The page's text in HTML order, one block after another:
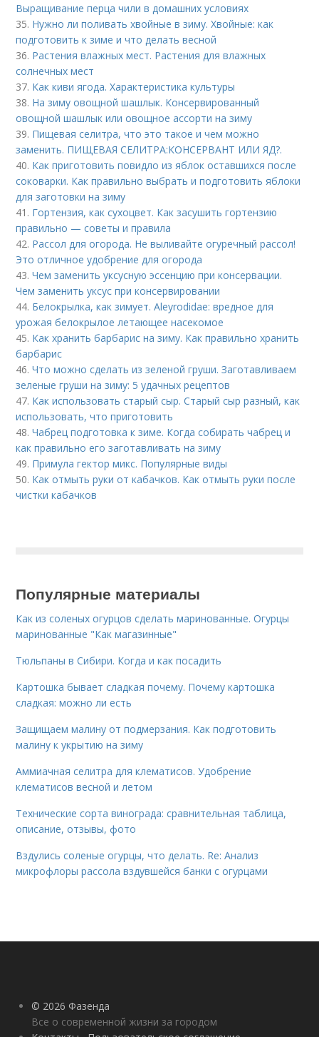
Выращивание перца чили в домашних условиях
35. Нужно ли поливать хвойные в зиму. Хвойные: как
подготовить к зиме и что делать весной
36. Растения влажных мест. Растения для влажных
солнечных мест
37. Как киви ягода. Характеристика культуры
38. На зиму овощной шашлык. Консервированный
овощной шашлык или овощное ассорти на зиму
39. Пищевая селитра, что это такое и чем можно
заменить. ПИЩЕВАЯ СЕЛИТРА:КОНСЕРВАНТ ИЛИ ЯД?.
40. Как приготовить повидло из яблок оставшихся после
соковарки. Как правильно выбрать и подготовить яблоки
для заготовки на зиму
41. Гортензия, как сухоцвет. Как засушить гортензию
правильно — советы и правила
42. Рассол для огорода. Не выливайте огуречный рассол!
Это отличное удобрение для огорода
43.Чем заменить уксусную эссенцию при консервации.
Чем заменить уксус при консервировании
44. Белокрылка, как зимует. Aleyrodidae: вредное для
урожая белокрылое летающее насекомое
45. Как хранить барбарис на зиму. Как правильно хранить
барбарис
46.Что можно сделать из зеленой груши. Заготавливаем
зеленые груши на зиму: 5 удачных рецептов
47. Как использовать старый сыр. Старый сыр разный, как
использовать, что приготовить
48.Чабрец подготовка к зиме. Когда собирать чабрец и
как правильно его заготавливать на зиму
49. Примула гектор микс. Популярные виды
50. Как отмыть руки от кабачков. Как отмыть руки после
чистки кабачков
Популярные материалы
Как из соленых огурцов сделать маринованные. Огурцы
маринованные "Как магазинные"
Тюльпаны в Сибири. Когда и как посадить
Картошка бывает сладкая почему. Почему картошка
сладкая: можно ли есть
Защищаем малину от подмерзания. Как подготовить
малину к укрытию на зиму
Аммиачная селитра для клематисов. Удобрение
клематисов весной и летом
Технические сорта винограда: сравнительная таблица,
описание, отзывы, фото
Вздулись соленые огурцы, что делать. Re: Анализ
микрофлоры рассола вздувшейся банки с огурцами
© 2026 Фазенда
Все о современной жизни за городом